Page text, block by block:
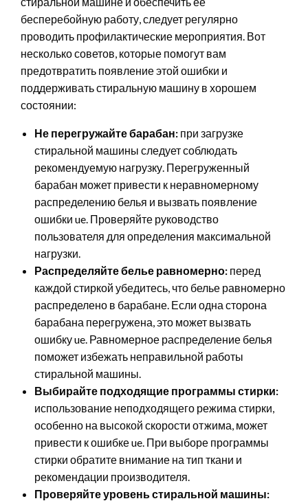
бесперебойную работу, следует регулярно
проводить профилактические мероприятия. Вот
несколько советов, которые помогут вам
предотвратить появление этой ошибки и
поддерживать стиральную машину в хорошем
состоянии:
Не перегружайте барабан: при загрузке
стиральной машины следует соблюдать
рекомендуемую нагрузку. Перегруженный
барабан может привести к неравномерному
распределению белья и вызвать появление
ошибки ue. Проверяйте руководство
пользователя для определения максимальной
нагрузки.
Распределяйте белье равномерно: перед
каждой стиркой убедитесь, что белье равномерно
распределено в барабане. Если одна сторона
барабана перегружена, это может вызвать
ошибку ue. Равномерное распределение белья
поможет избежать неправильной работы
стиральной машины.
Выбирайте подходящие программы стирки:
использование неподходящего режима стирки,
особенно на высокой скорости отжима, может
привести к ошибке ue. При выборе программы
стирки обратите внимание на тип ткани и
рекомендации производителя.
Проверяйте уровень стиральной машины: